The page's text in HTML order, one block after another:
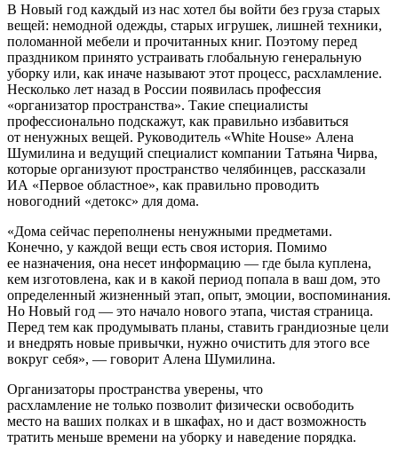
В Новый год каждый из нас хотел бы войти без груза старых
вещей: немодной одежды, старых игрушек, лишней техники,
поломанной мебели и прочитанных книг. Поэтому перед
праздником принято устраивать глобальную генеральную
уборку или, как иначе называют этот процесс, расхламление.
Несколько лет назад в России появилась профессия
«организатор пространства». Такие специалисты
профессионально подскажут, как правильно избавиться
от ненужных вещей. Руководитель «White House» Алена
Шумилина и ведущий специалист компании Татьяна Чирва,
которые организуют пространство челябинцев, рассказали
ИА «Первое областное», как правильно проводить
новогодний «детокс» для дома.
«Дома сейчас переполнены ненужными предметами.
Конечно, у каждой вещи есть своя история. Помимо
ее назначения, она несет информацию — где была куплена,
кем изготовлена, как и в какой период попала в ваш дом, это
определенный жизненный этап, опыт, эмоции, воспоминания.
Но Новый год — это начало нового этапа, чистая страница.
Перед тем как продумывать планы, ставить грандиозные цели
и внедрять новые привычки, нужно очистить для этого все
вокруг себя», — говорит Алена Шумилина.
Организаторы пространства уверены, что
расхламление не только позволит физически освободить
место на ваших полках и в шкафах, но и даст возможность
тратить меньше времени на уборку и наведение порядка.